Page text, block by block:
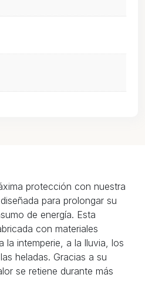
protección con nuestra
para prolongar su
de energía. Esta
con materiales
la intemperie, a la lluvia, los
heladas. Gracias a su
se retiene durante más